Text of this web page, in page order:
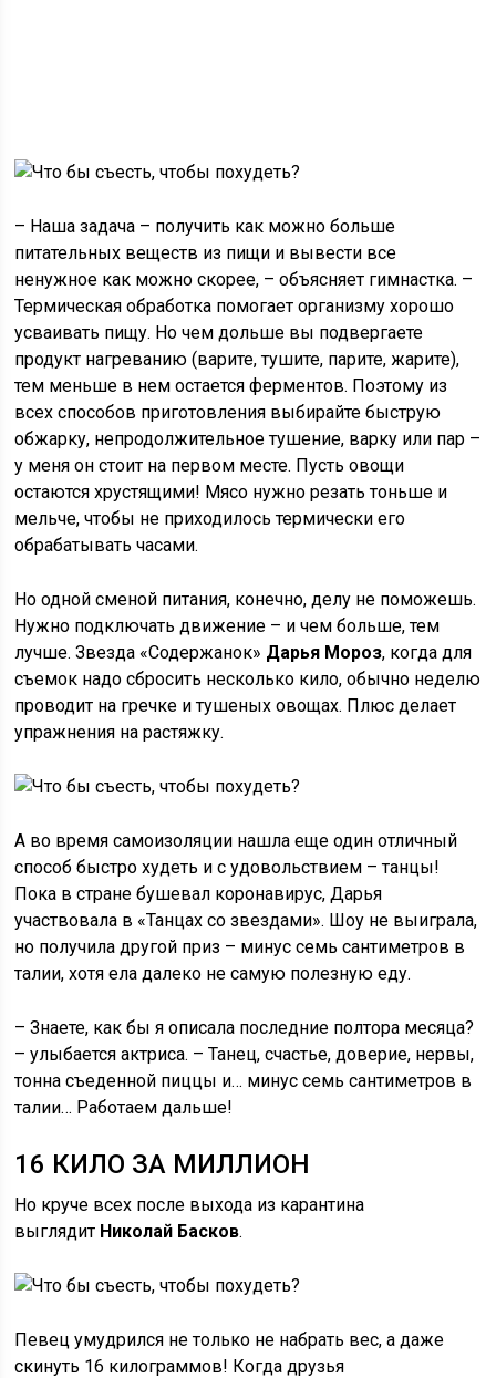
– Наша задача – получить как можно больше
питательных веществ из пищи и вывести все
ненужное как можно скорее, – объясняет гимнастка. –
Термическая обработка помогает организму хорошо
усваивать пищу. Но чем дольше вы подвергаете
продукт нагреванию (варите, тушите, парите, жарите),
тем меньше в нем остается ферментов. Поэтому из
всех способов приготовления выбирайте быструю
обжарку, непродолжительное тушение, варку или пар –
у меня он стоит на первом месте. Пусть овощи
остаются хрустящими! Мясо нужно резать тоньше и
мельче, чтобы не приходилось термически его
обрабатывать часами.
Но одной сменой питания, конечно, делу не поможешь.
Нужно подключать движение – и чем больше, тем
лучше. Звезда «Содержанок» Дарья Мороз, когда для
съемок надо сбросить несколько кило, обычно неделю
проводит на гречке и тушеных овощах. Плюс делает
упражнения на растяжку.
А во время самоизоляции нашла еще один отличный
способ быстро худеть и с удовольствием – танцы!
Пока в стране бушевал коронавирус, Дарья
участвовала в «Танцах со звездами». Шоу не выиграла,
но получила другой приз – минус семь сантиметров в
талии, хотя ела далеко не самую полезную еду.
– Знаете, как бы я описала последние полтора месяца?
– улыбается актриса. – Танец, счастье, доверие, нервы,
тонна съеденной пиццы и… минус семь сантиметров в
талии… Работаем дальше!
16 КИЛО ЗА МИЛЛИОН
Но круче всех после выхода из карантина
выглядит Николай Басков.
Певец умудрился не только не набрать вес, а даже
скинуть 16 килограммов! Когда друзья